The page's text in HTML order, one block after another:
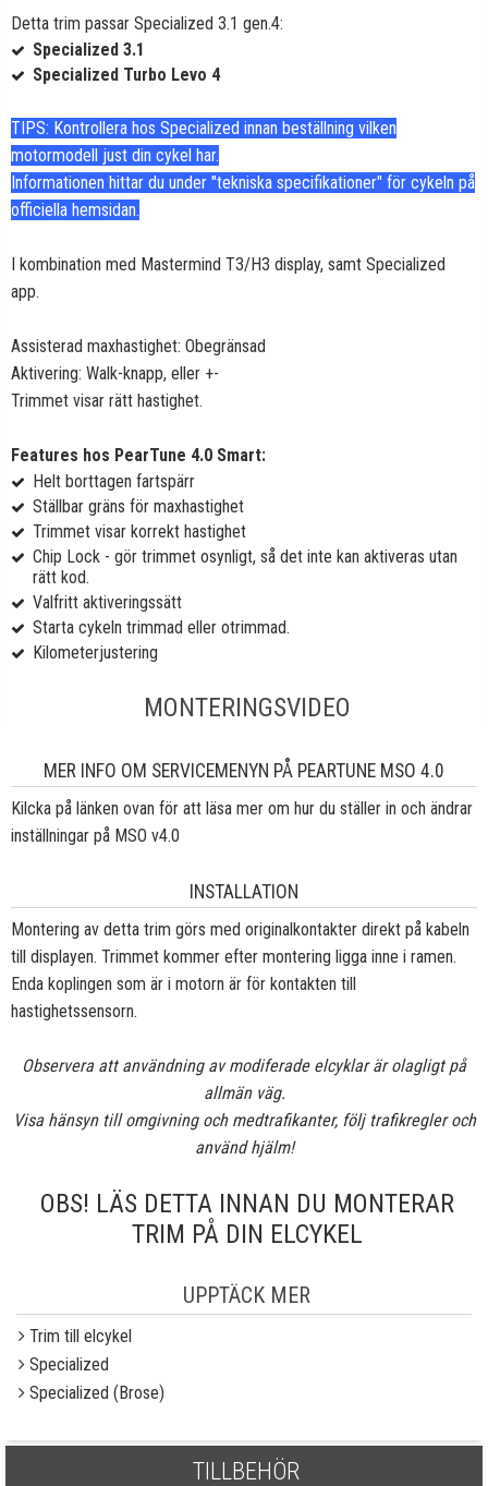
Detta trim passar Specialized 3.1 gen.4:
Specialized 3.1
Specialized Turbo Levo 4
TIPS: Kontrollera hos Specialized innan beställning vilken
motormodell just din cykel har.
Informationen hittar du under "tekniska specifikationer" för cykeln på
officiella hemsidan.
I kombination med Mastermind T3/H3 display, samt Specialized
app.
Assisterad maxhastighet: Obegränsad
Aktivering: Walk-knapp, eller +-
Trimmet visar rätt hastighet.
Features hos PearTune 4.0 Smart:
Helt borttagen fartspärr
Ställbar gräns för maxhastighet
Trimmet visar korrekt hastighet
Chip Lock - gör trimmet osynligt, så det inte kan aktiveras utan
rätt kod.
Valfritt aktiveringssätt
Starta cykeln trimmad eller otrimmad.
Kilometerjustering
MONTERINGSVIDEO
MER INFO OM SERVICEMENYN PÅ PEARTUNE MSO 4.0
Kilcka på länken ovan för att läsa mer om hur du ställer in och ändrar
inställningar på MSO v4.0
INSTALLATION
Montering av detta trim görs med originalkontakter direkt på kabeln
till displayen. Trimmet kommer efter montering ligga inne i ramen.
Enda koplingen som är i motorn är för kontakten till
hastighetssensorn.
Observera att användning av modiferade elcyklar är olagligt på
allmän väg.
Visa hänsyn till omgivning och medtrafikanter, följ trafikregler och
använd hjälm!
OBS! LÄS DETTA INNAN DU MONTERAR
TRIM PÅ DIN ELCYKEL
UPPTÄCK MER
Trim till elcykel
Specialized
Specialized (Brose)
TILLBEHÖR